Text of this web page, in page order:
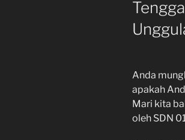
Anda
apakah
Mari kita
oleh SDN